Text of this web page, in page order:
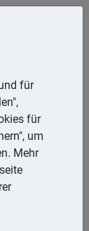
eines
Vom
bei
für
für
um
Mehr